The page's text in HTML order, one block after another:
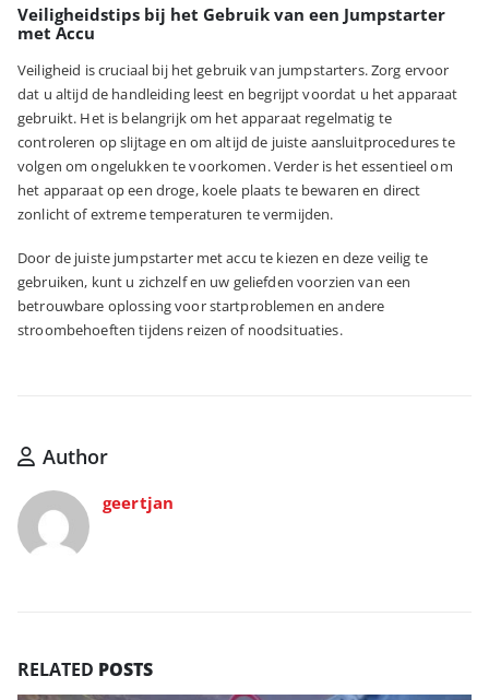
Veiligheidstips bij het Gebruik van een Jumpstarter
met Accu
Veiligheid is cruciaal bij het gebruik van jumpstarters. Zorg ervoor
dat u altijd de handleiding leest en begrijpt voordat u het apparaat
gebruikt. Het is belangrijk om het apparaat regelmatig te
controleren op slijtage en om altijd de juiste aansluitprocedures te
volgen om ongelukken te voorkomen. Verder is het essentieel om
het apparaat op een droge, koele plaats te bewaren en direct
zonlicht of extreme temperaturen te vermijden.
Door de juiste jumpstarter met accu te kiezen en deze veilig te
gebruiken, kunt u zichzelf en uw geliefden voorzien van een
betrouwbare oplossing voor startproblemen en andere
stroombehoeften tijdens reizen of noodsituaties.
Author
geertjan
RELATED POSTS